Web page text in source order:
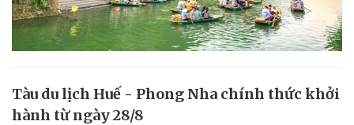
Tàu du lịch Huế - Phong Nha chính thức khởi
hành từ ngày 28/8